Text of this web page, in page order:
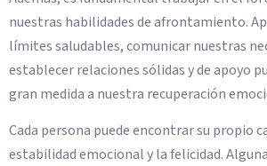
nuestras habilidades de afrontamiento.
límites saludables, comunicar nuestras
establecer relaciones sólidas y de apoyo
gran medida a nuestra recuperación
Cada persona puede encontrar su propio
estabilidad emocional y la felicidad.